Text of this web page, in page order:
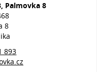
Palmovka 8
8
893